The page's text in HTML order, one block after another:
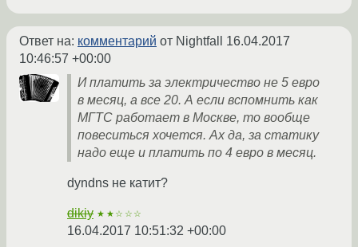
Ответ на: комментарий от Nightfall 16.04.2017
10:46:57 +00:00
И платить за электричество не 5 евро
в месяц, а все 20. А если вспомнить как
МГТС работает в Москве, то вообще
повеситься хочется. Ах да, за статику
надо еще и платить по 4 евро в месяц.
dyndns не катит?
dikiy ★★☆☆☆
16.04.2017 10:51:32 +00:00